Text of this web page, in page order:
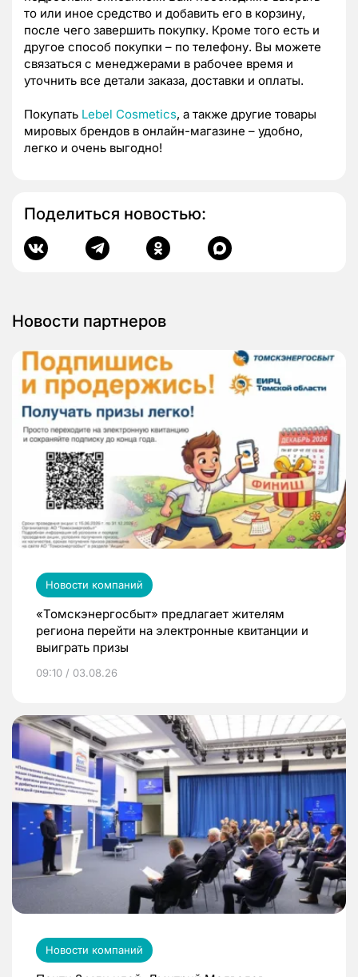
то или иное средство и добавить его в корзину,
после чего завершить покупку. Кроме того есть и
другое способ покупки – по телефону. Вы можете
связаться с менеджерами в рабочее время и
уточнить все детали заказа, доставки и оплаты.
Покупать Lebel Cosmetics, а также другие товары
мировых брендов в онлайн-магазине – удобно,
легко и очень выгодно!
Поделиться новостью:
Новости партнеров
Новости компаний
«Томскэнергосбыт» предлагает жителям
региона перейти на электронные квитанции и
выиграть призы
09:10 / 03.08.26
Новости компаний